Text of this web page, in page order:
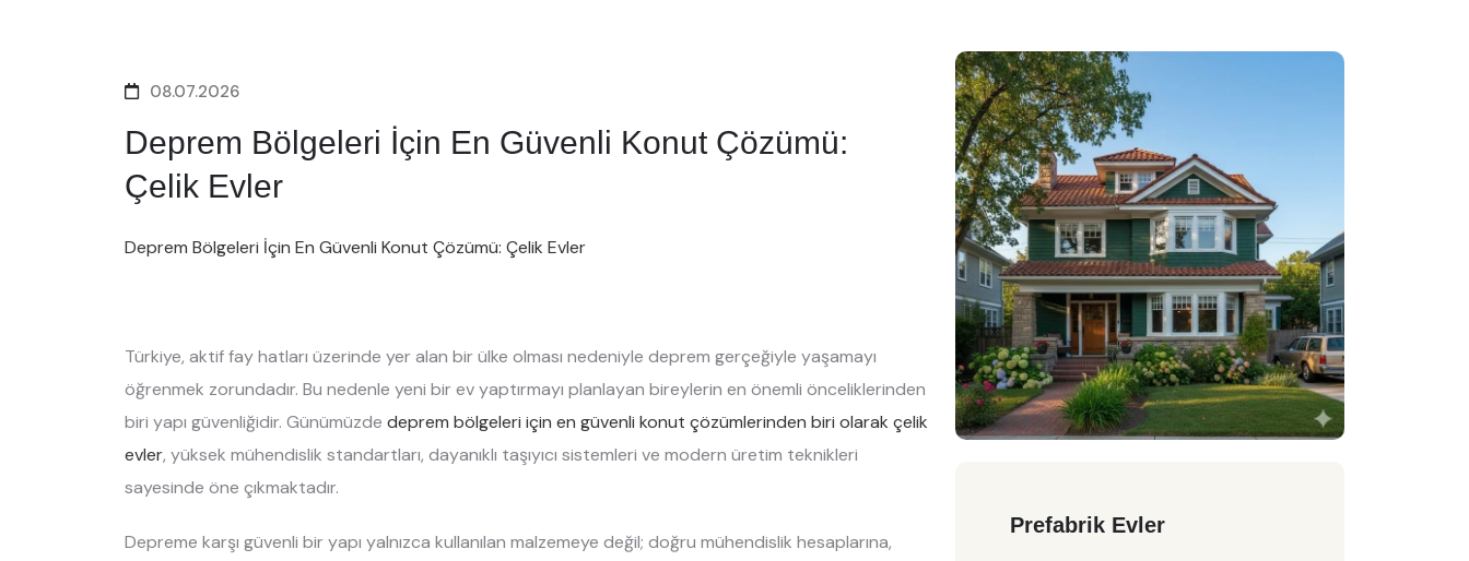
08.07.2026
Deprem Bölgeleri İçin En Güvenli Konut Çözümü:
Çelik Evler
Deprem Bölgeleri İçin En Güvenli Konut Çözümü: Çelik Evler
Türkiye, aktif fay hatları üzerinde yer alan bir ülke olması nedeniyle deprem gerçeğiyle yaşamayı
öğrenmek zorundadır. Bu nedenle yeni bir ev yaptırmayı planlayan bireylerin en önemli önceliklerinden
biri yapı güvenliğidir. Günümüzde deprem bölgeleri için en güvenli konut çözümlerinden biri olarak çelik
evler, yüksek mühendislik standartları, dayanıklı taşıyıcı sistemleri ve modern üretim teknikleri
sayesinde öne çıkmaktadır.
Depreme karşı güvenli bir yapı yalnızca kullanılan malzemeye değil; doğru mühendislik hesaplarına,
Prefabrik Evler